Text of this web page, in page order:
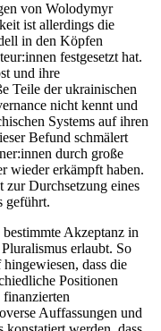
von Wolodymyr
ist allerdings die
in den Köpfen
festgesetzt hat.
und ihre
Teile der ukrainischen
nicht kennt und
Systems auf ihren
Befund schmälert
durch große
wieder erkämpft haben.
zur Durchsetzung eines
geführt.
Akzeptanz in
erlaubt. So
dass die
Positio­nen
Auffassungen und